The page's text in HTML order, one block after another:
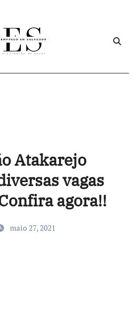
Atakarejo
vagas
agora!!
maio 27, 2021